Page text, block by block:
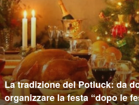
La tradizione del Potluck: da
organizzare la festa “dopo le